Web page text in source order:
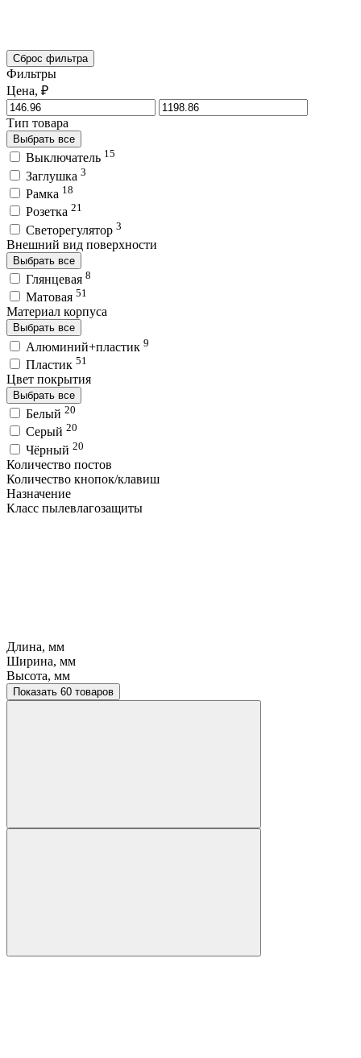
Сброс фильтра
Фильтры
Цена, ₽
Тип товара
Выбрать все
Выключатель 15
Заглушка 3
Рамка 18
Розетка 21
Светорегулятор 3
Внешний вид поверхности
Выбрать все
Глянцевая 8
Матовая 51
Материал корпуса
Выбрать все
Алюминий+пластик 9
Пластик 51
Цвет покрытия
Выбрать все
Белый 20
Серый 20
Чёрный 20
Количество постов
Количество кнопок/клавиш
Назначение
Класс пылевлагозащиты
Длина, мм
Ширина, мм
Высота, мм
Показать 60 товаров